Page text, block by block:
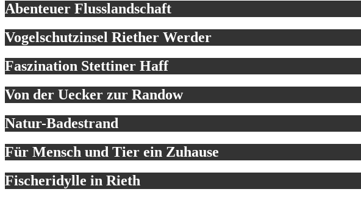
Abenteuer Flusslandschaft
Vogelschutzinsel Riether Werder
Faszination Stettiner Haff
Von der Uecker zur Randow
Natur-Badestrand
Für Mensch und Tier ein Zuhause
Fischeridylle in Rieth